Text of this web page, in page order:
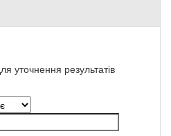
уточнення результатів